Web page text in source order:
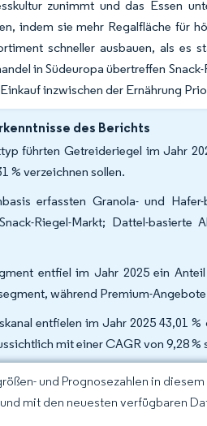
zunimmt und das Essen
indem sie mehr Regalfläche für
schneller ausbauen, als es
in Südeuropa übertreffen
inzwischen der Ernährung
des Berichts
führten Getreideriegel im Jahr
% verzeichnen sollen.
erfassten Granola- und
Riegel-Markt; Dattel-
entfiel im Jahr 2025 ein
während Premium-
entfielen im Jahr 2025 43,01
mit einer CAGR von 9,28 %
und Prognosezahlen in
mit den neuesten verfügbaren